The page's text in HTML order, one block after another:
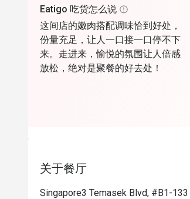
Eatigo 吃货怎么说
这间店的嫩肉搭配调味恰到好处，
份量充足，让人一口接一口停不下
来。走进来，愉悦的氛围让人倍感
放松，绝对是聚餐的好去处！
关于餐厅
Singapore3 Temasek Blvd, #B1-